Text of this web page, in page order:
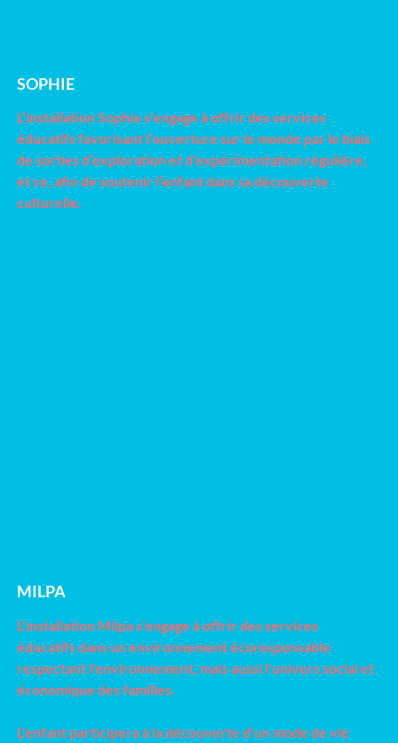
SOPHIE
L’installation Sophie s’engage à offrir des services
éducatifs favorisant l’ouverture sur le monde par le biais
de sorties d’exploration et d’expérimentation régulière,
et ce, afin de soutenir l’enfant dans sa découverte
culturelle.
MILPA
L'installation Milpa s'engage à offrir des services
éducatifs dans un environnement écoresponsable
respectant l'environnement, mais aussi l'univers social et
économique des familles.
L'enfant participera à la découverte d'un mode de vie